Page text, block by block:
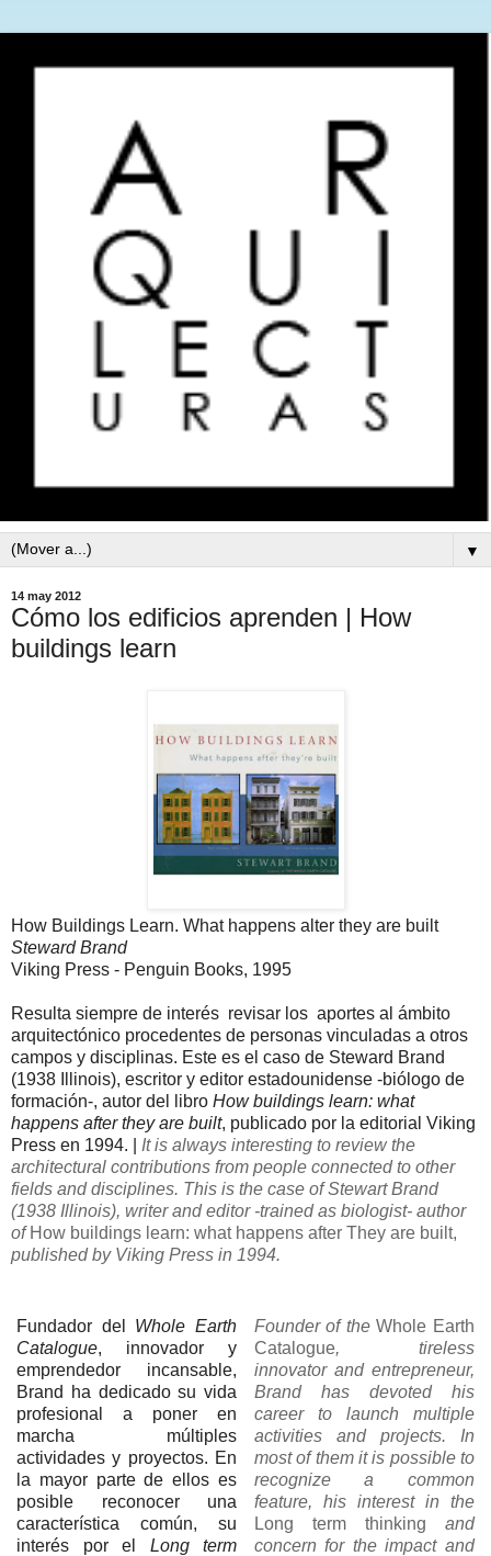
▼
14 may 2012
Cómo los edificios aprenden | How
buildings learn
How Buildings Learn. What happens alter they are built
Steward Brand
Viking Press - Penguin Books, 1995
Resulta siempre de interés revisar los aportes al ámbito
arquitectónico procedentes de personas vinculadas a otros
campos y disciplinas. Este es el caso de Steward Brand
(1938 Illinois), escritor y editor estadounidense -biólogo de
formación-, autor del libro How buildings learn: what
happens after they are built, publicado por la editorial Viking
Press en 1994.
It is always interesting to review the
architectural contributions from people connected to other
fields and disciplines. This is the case of Stewart Brand
(1938 Illinois), writer and editor -trained as biologist- author
of How buildings learn: what happens after They are built,
published by Viking Press in 1994.
Fundador del Whole Earth
Catalogue, innovador y
emprendedor incansable,
Brand ha dedicado su vida
profesional a poner en
marcha múltiples
actividades y proyectos. En
la mayor parte de ellos es
posible reconocer una
característica común, su
interés por el Long term
Founder of theWhole Earth
Catalogue, tireless
innovator and entrepreneur,
Brand has devoted his
career to launch multiple
activities and projects. In
most of them it is possible to
recognize a common
feature, his interest in the
Long term thinking and
concern for the impact and